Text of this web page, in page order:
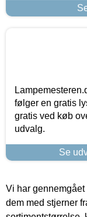
følger en gratis
gratis ved køb
udvalg.
Se
Vi har
dem med stjerner